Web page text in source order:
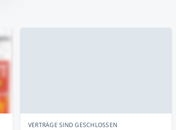
VERTRÄGE SIND GESCHLOSSEN